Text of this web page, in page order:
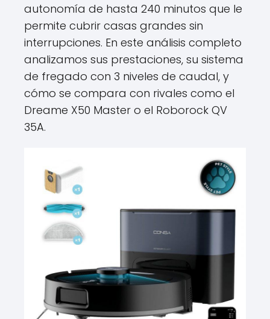
autonomía de hasta 240 minutos que le
permite cubrir casas grandes sin
interrupciones. En este análisis completo
analizamos sus prestaciones, su sistema
de fregado con 3 niveles de caudal, y
cómo se compara con rivales como el
Dreame X50 Master o el Roborock QV
35A.